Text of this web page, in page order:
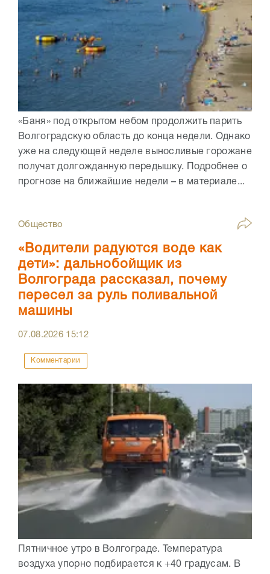
«Баня» под открытом небом продолжить парить
Волгоградскую область до конца недели. Однако
уже на следующей неделе выносливые горожане
получат долгожданную передышку. Подробнее о
прогнозе на ближайшие недели – в материале...
Общество
«Водители радуются воде как
дети»: дальнобойщик из
Волгограда рассказал, почему
пересел за руль поливальной
машины
07.08.2026 15:12
Комментарии
Пятничное утро в Волгограде. Температура
воздуха упорно подбирается к +40 градусам. В